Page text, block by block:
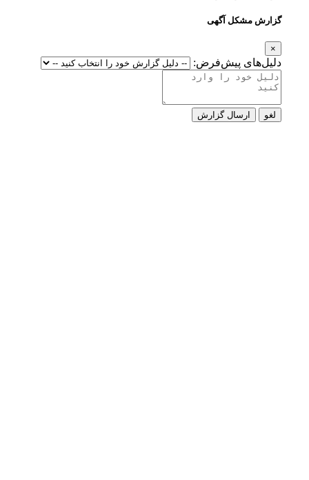
گزارش مشکل آگهی
×
دلیل‌های پیش‌فرض:
لغو ارسال گزارش